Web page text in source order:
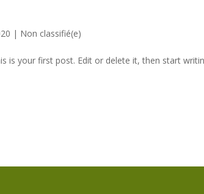
| Non classifié(e)
is your first post. Edit or delete it, then start